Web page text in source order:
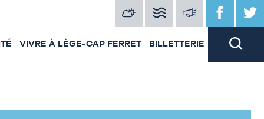
VIVRE À LÈGE-CAP FERRET BILLETTERIE